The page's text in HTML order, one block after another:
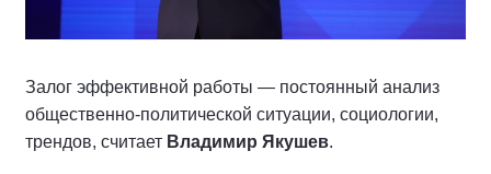
Залог эффективной работы — постоянный анализ
общественно-политической ситуации, социологии,
трендов, считает Владимир Якушев.